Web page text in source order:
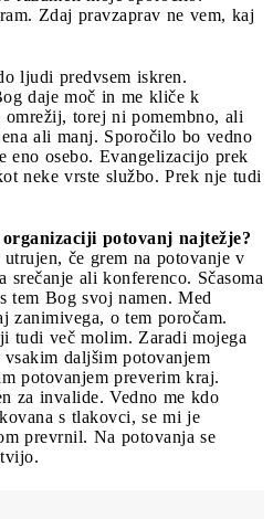
Zdaj pravzaprav ne vem, kaj
ljudi predvsem iskren.
daje moč in me kliče k
torej ni pomembno, ali
ali manj. Sporočilo bo vedno
eno osebo. Evangelizacijo prek
neke vrste službo. Prek nje tudi
potovanj najtežje?
če grem na potovanje v
srečanje ali konferenco. Sčasoma
tem Bog svoj namen. Med
zanimivega, o tem poročam.
tudi več molim. Zaradi mojega
vsakim daljšim potovanjem
potovanjem preverim kraj.
za invalide. Vedno me kdo
s tlakovci, se mi je
prevrnil. Na potovanja se